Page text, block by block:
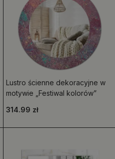
Lustro ścienne dekoracyjne w
motywie „Festiwal kolorów”
314.99 zł